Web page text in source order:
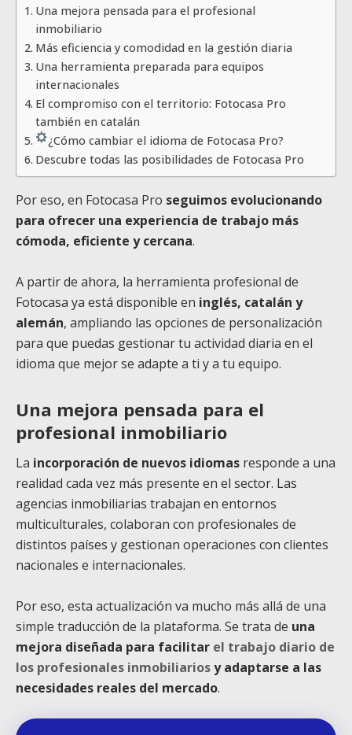
Una mejora pensada para el profesional
inmobiliario
Más eficiencia y comodidad en la gestión diaria
Una herramienta preparada para equipos
internacionales
El compromiso con el territorio: Fotocasa Pro
también en catalán
¿Cómo cambiar el idioma de Fotocasa Pro?
Descubre todas las posibilidades de Fotocasa Pro
Por eso, en Fotocasa Pro seguimos evolucionando
para ofrecer una experiencia de trabajo más
cómoda, eficiente y cercana.
A partir de ahora, la herramienta profesional de
Fotocasa ya está disponible en inglés, catalán y
alemán, ampliando las opciones de personalización
para que puedas gestionar tu actividad diaria en el
idioma que mejor se adapte a ti y a tu equipo.
Una mejora pensada para el
profesional inmobiliario
La incorporación de nuevos idiomas responde a una
realidad cada vez más presente en el sector. Las
agencias inmobiliarias trabajan en entornos
multiculturales, colaboran con profesionales de
distintos países y gestionan operaciones con clientes
nacionales e internacionales.
Por eso, esta actualización va mucho más allá de una
simple traducción de la plataforma. Se trata de una
mejora diseñada para facilitar el trabajo diario de
los profesionales inmobiliariosy adaptarse a las
necesidades reales del mercado.